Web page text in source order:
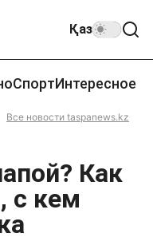
Қаз
СпортИнтересное
Все новости taspanews.kz
Как
с кем